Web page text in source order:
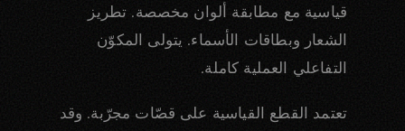
قياسية مع مطابقة ألوان مخصصة. تطريز
الشعار وبطاقات الأسماء. يتولى المكوّن
التفاعلي العملية كاملة.
تعتمد القطع القياسية على قصّات مجرّبة. وقد